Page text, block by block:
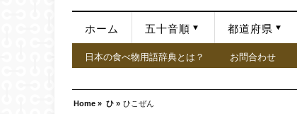
ホーム 五十音順 都道府県
日本の食べ物用語辞典とは？ お問合わせ
Home » ひ » ひこぜん